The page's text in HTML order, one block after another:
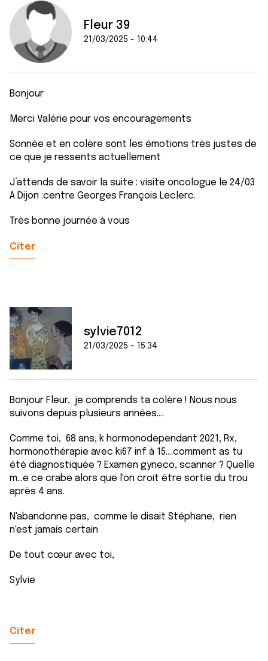
Fleur 39
21/03/2025 - 10:44
Bonjour
Merci Valérie pour vos encouragements
Sonnée et en colère sont les émotions très justes de
ce que je ressents actuellement
J’attends de savoir la suite : visite oncologue le 24/03
A Dijon :centre Georges François Leclerc.
Très bonne journée à vous
Citer
sylvie7012
21/03/2025 - 15:34
Bonjour Fleur, je comprends ta colère ! Nous nous
suivons depuis plusieurs années....
Comme toi, 68 ans, k hormonodependant 2021, Rx,
hormonothérapie avec ki67 inf à 15....comment as tu
été diagnostiquée ? Examen gyneco, scanner ? Quelle
m...e ce crabe alors que l'on croit être sortie du trou
après 4 ans.
N'abandonne pas, comme le disait Stéphane, rien
n'est jamais certain
De tout cœur avec toi,
Sylvie
Citer